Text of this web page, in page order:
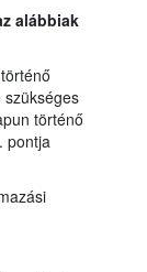
alábbiak
szükséges
történő
pontja